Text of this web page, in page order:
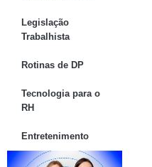
Legislação
Trabalhista
Rotinas de DP
Tecnologia para o
RH
Entretenimento